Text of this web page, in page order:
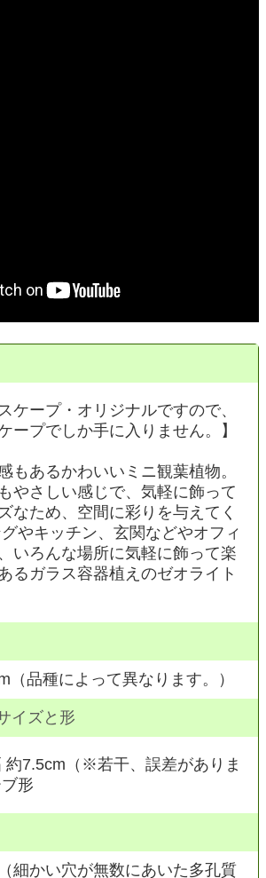
ケープ・オリジナルですので、
ープでしか手に入りません。】
もあるかわいいミニ観葉植物。
やさしい感じで、気軽に飾って
なため、空間に彩りを与えてく
やキッチン、玄関などやオフィ
いろんな場所に気軽に飾って楽
るガラス容器植えのゼオライト
（品種によって異なります。）
イズと形
約7.5cm（※若干、誤差がありま
形
細かい穴が無数にあいた多孔質